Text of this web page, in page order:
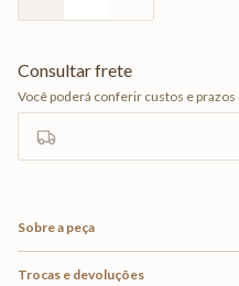
Sobre a peça
Trocas e devoluções